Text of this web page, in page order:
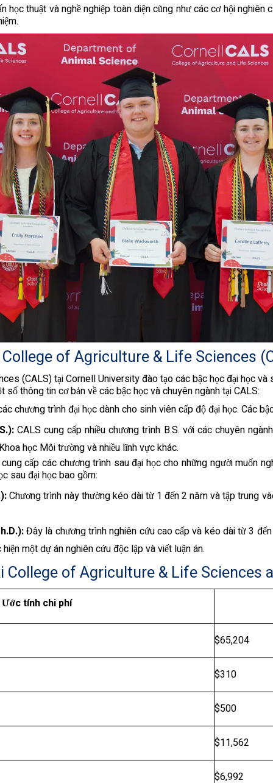
học thuật và nghề nghiệp toàn diện cũng như các cơ hội nghiên
of Agriculture & Life Sciences
(CALS) tại Cornell University đào tạo các bậc học đại học và
thông tin cơ bản về các bậc học và chuyên ngành tại CALS:
chương trình đại học dành cho sinh viên cấp độ đại học. Các
CALS cung cấp nhiều chương trình B.S. với các chuyên
học Môi trường và nhiều lĩnh vực khác.
cấp các chương trình sau đại học cho những người muốn
sau đại học bao gồm:
Chương trình này thường kéo dài từ 1 đến 2 năm và tập trung
Đây là chương trình nghiên cứu cao cấp và kéo dài từ 3
một dự án nghiên cứu độc lập và viết luận án.
College of Agriculture & Life Sciences
Ước tính chi phí
$65,204
$310
$500
$11,562
$6,992